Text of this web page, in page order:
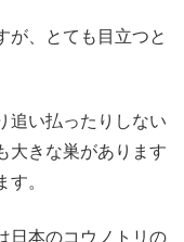
が、とても目立つと
追い払ったりしない
大きな巣があります
。
日本のコウノトリの